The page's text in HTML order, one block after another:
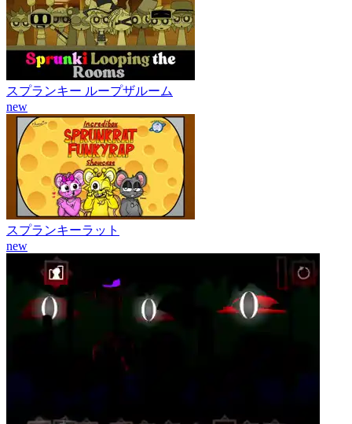
スプランキー ループザルーム
new
スプランキーラット
new